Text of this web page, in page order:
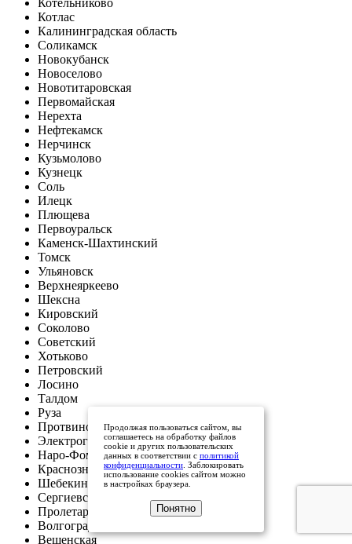
Котельниково
Котлас
Калининградская область
Соликамск
Новокубанск
Новоселово
Новотитаровская
Первомайская
Нерехта
Нефтекамск
Нерчинск
Кузьмолово
Кузнецк
Соль
Илецк
Плющева
Первоуральск
Каменск-Шахтинский
Томск
Ульяновск
Верхнеяркеево
Шексна
Кировский
Соколово
Советский
Хотьково
Петровский
Лосино
Талдом
Руза
Протвино
Электрогорск
Наро-Фоминск
Краснознаменск
Шебекино
Сергиевск
Пролетарская
Волгоград
Вешенская
Продолжая пользоваться сайтом, вы
соглашаетесь на обработку файлов
cookie и других пользовательских
данных в соответствии с политикой
конфиденциальности . Заблокировать
использование cookies сайтом можно
в настройках браузера.
Понятно